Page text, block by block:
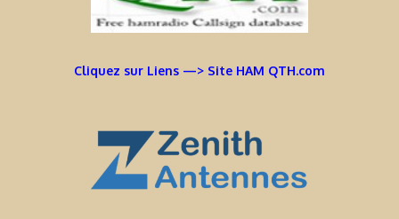
Cliquez sur Liens —> Site HAM QTH.com